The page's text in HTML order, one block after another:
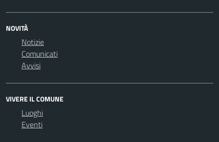
NOVITÀ
Notizie
Comunicati
Avvisi
VIVERE IL COMUNE
Luoghi
Eventi